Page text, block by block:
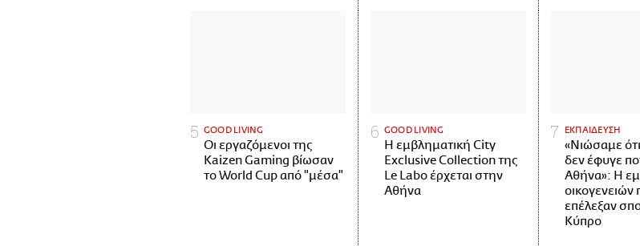
GOOD LIVING
Οι εργαζόμενοι της
Kaizen Gaming βίωσαν
το World Cup από "μέσα"
GOOD LIVING
Η εμβληματική City
Exclusive Collection της
Le Labo έρχεται στην
Αθήνα
ΕΚΠΑΙΔΕΥΣΗ
«Νιώσαμε ότι
δεν έφυγε
Αθήνα»: Η
οικογενειών
επέλεξαν
Κύπρο